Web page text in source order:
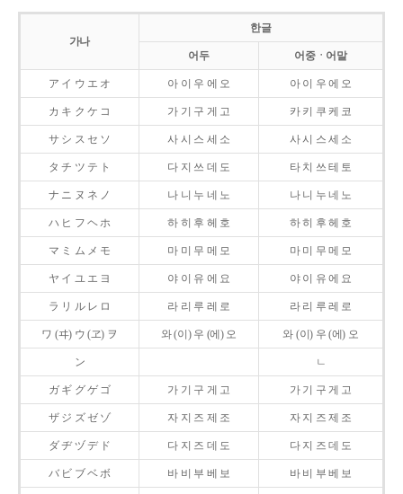
가나
한글
어두 어중ㆍ어말
ア イ ウ エ オ 아 이 우 에 오 아 이 우 에 오
カ キ ク ケ コ 가 기 구 게 고 카 키 쿠 케 코
サ シ ス セ ソ 사 시 스 세 소 사 시 스 세 소
タ チ ツ テ ト 다 지 쓰 데 도 타 치 쓰 테 토
ナ ニ ヌ ネ ノ 나 니 누 네 노 나 니 누 네 노
ハ ヒ フ ヘ ホ 하 히 후 헤 호 하 히 후 헤 호
マ ミ ム メ モ 마 미 무 메 모 마 미 무 메 모
ヤ イ ユ エ ヨ 야 이 유 에 요 야 이 유 에 요
ラ リ ル レ ロ 라 리 루 레 로 라 리 루 레 로
ワ (ヰ) ウ (ヱ) ヲ 와 (이) 우 (에) 오 와 (이) 우 (에) 오
ン ㄴ
ガ ギ グ ゲ ゴ 가 기 구 게 고 가 기 구 게 고
ザ ジ ズ ゼ ゾ 자 지 즈 제 조 자 지 즈 제 조
ダ ヂ ヅ デ ド 다 지 즈 데 도 다 지 즈 데 도
バ ビ ブ ベ ボ 바 비 부 베 보 바 비 부 베 보